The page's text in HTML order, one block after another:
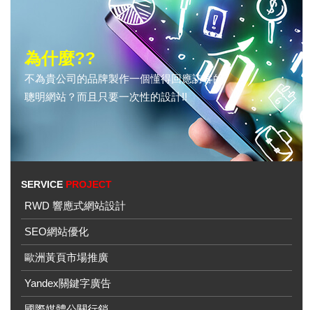
為什麼??
不為貴公司的品牌製作一個懂得回應訪客的
聰明網站？而且只要一次性的設計!!
SERVICE PROJECT
RWD 響應式網站設計
SEO網站優化
歐洲黃頁市場推廣
Yandex關鍵字廣告